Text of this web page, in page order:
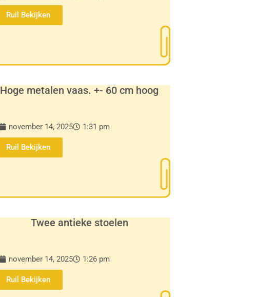
Ruil Bekijken
Hoge metalen vaas. +- 60 cm hoog
november 14, 2025 1:31 pm
Ruil Bekijken
Twee antieke stoelen
november 14, 2025 1:26 pm
Ruil Bekijken